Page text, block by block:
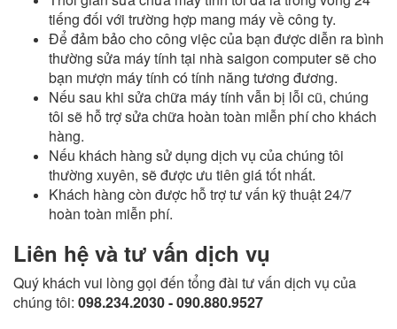
tiếng đối với trường hợp mang máy về công ty.
Để đảm bảo cho công việc của bạn được diễn ra bình
thường sửa máy tính tại nhà saigon computer sẽ cho
bạn mượn máy tính có tính năng tương đương.
Nếu sau khi sửa chữa máy tính vẫn bị lỗi cũ, chúng
tôi sẽ hỗ trợ sửa chữa hoàn toàn miễn phí cho khách
hàng.
Nếu khách hàng sử dụng dịch vụ của chúng tôi
thường xuyên, sẽ được ưu tiên giá tốt nhất.
Khách hàng còn được hỗ trợ tư vấn kỹ thuật 24/7
hoàn toàn miễn phí.
Liên hệ và tư vấn dịch vụ
Quý khách vui lòng gọi đến tổng đài tư vấn dịch vụ của
chúng tôi: 098.234.2030 - 090.880.9527